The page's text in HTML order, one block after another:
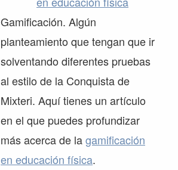
Gamificación. Algún
planteamiento que tengan que ir
solventando diferentes pruebas
al estilo de la Conquista de
Mixteri. Aquí tienes un artículo
en el que puedes profundizar
más acerca de lagamificación
en educación física.